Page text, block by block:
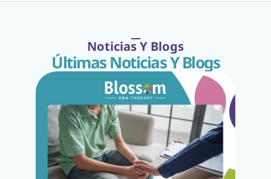
Noticias Y Blogs
Últimas Noticias Y Blogs